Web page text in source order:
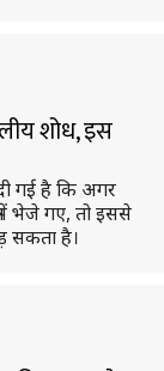
शोध, इस
गई है कि अगर
में भेजे गए, तो इससे
सकता है।